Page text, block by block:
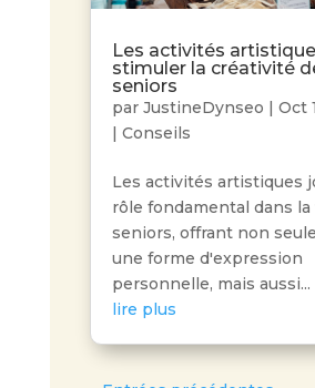
Les activités
stimuler la créativité
seniors
par JustineDynseo | Oct
| Conseils
Les activités artistiques
rôle fondamental dans la
seniors, offrant non
une forme d'expression
personnelle, mais aussi...
lire plus